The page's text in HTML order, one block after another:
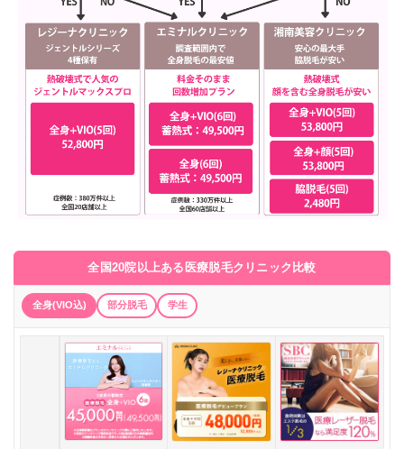
全国20院以上ある医療脱毛クリニック比較
全身(VIO込) 部分脱毛 学生